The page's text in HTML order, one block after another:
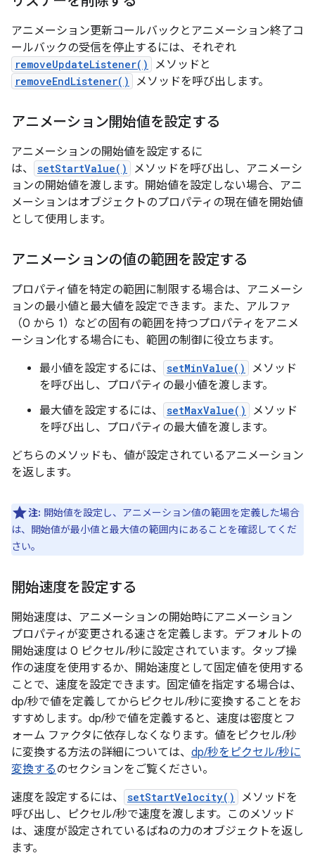
アニメーション更新コールバックとアニメーション終了コ
ールバックの受信を停止するには、それぞれ
removeUpdateListener() メソッドと
removeEndListener() メソッドを呼び出します。
アニメーション開始値を設定する
アニメーションの開始値を設定するに
は、
setStartValue()
メソッドを呼び出し、アニメーシ
ョンの開始値を渡します。開始値を設定しない場合、アニ
メーションはオブジェクトのプロパティの現在値を開始値
として使用します。
アニメーションの値の範囲を設定する
プロパティ値を特定の範囲に制限する場合は、アニメーシ
ョンの最小値と最大値を設定できます。また、アルファ
（0 から 1）などの固有の範囲を持つプロパティをアニメ
ーション化する場合にも、範囲の制御に役立ちます。
最小値を設定するには、
setMinValue()
メソッド
を呼び出し、プロパティの最小値を渡します。
最大値を設定するには、
setMaxValue()
メソッド
を呼び出し、プロパティの最大値を渡します。
どちらのメソッドも、値が設定されているアニメーション
を返します。
注: 開始値を設定し、アニメーション値の範囲を定義した場合
は、開始値が最小値と最大値の範囲内にあることを確認してくだ
さい。
開始速度を設定する
開始速度は、アニメーションの開始時にアニメーション
プロパティが変更される速さを定義します。デフォルトの
開始速度は 0 ピクセル/秒に設定されています。タップ操
作の速度を使用するか、開始速度として固定値を使用する
ことで、速度を設定できます。固定値を指定する場合は、
dp/秒で値を定義してからピクセル/秒に変換することをお
すすめします。dp/秒で値を定義すると、速度は密度とフ
ォーム ファクタに依存しなくなります。値をピクセル/秒
に変換する方法の詳細については、 dp/秒をピクセル/秒に
変換するのセクションをご覧ください。
速度を設定するには、
setStartVelocity()
メソッドを
呼び出し、ピクセル/秒で速度を渡します。このメソッド
は、速度が設定されているばねの力のオブジェクトを返し
ます。